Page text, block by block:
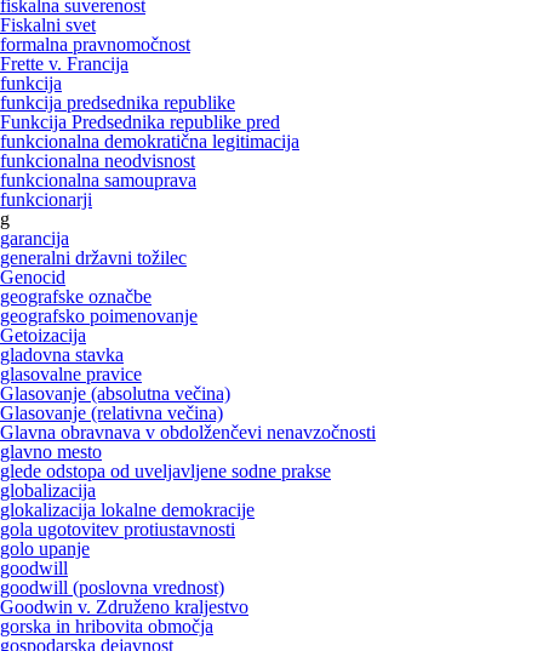
fiskalna suverenost
Fiskalni svet
formalna pravnomočnost
Frette v. Francija
funkcija
funkcija predsednika republike
Funkcija Predsednika republike pred
funkcionalna demokratična legitimacija
funkcionalna neodvisnost
funkcionalna samouprava
funkcionarji
g
garancija
generalni državni tožilec
Genocid
geografske označbe
geografsko poimenovanje
Getoizacija
gladovna stavka
glasovalne pravice
Glasovanje (absolutna večina)
Glasovanje (relativna večina)
Glavna obravnava v obdolženčevi nenavzočnosti
glavno mesto
glede odstopa od uveljavljene sodne prakse
globalizacija
glokalizacija lokalne demokracije
gola ugotovitev protiustavnosti
golo upanje
goodwill
goodwill (poslovna vrednost)
Goodwin v. Združeno kraljestvo
gorska in hribovita območja
gospodarska dejavnost